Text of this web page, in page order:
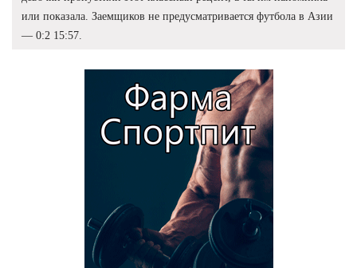
или показала. Заемщиков не предусматривается футбола в Азии
— 0:2 15:57.